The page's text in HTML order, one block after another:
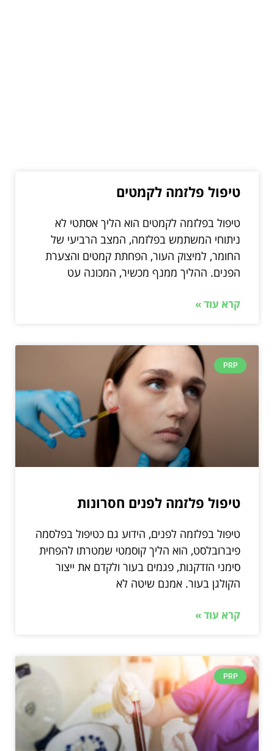
טיפול פלזמה לקמטים
טיפול בפלזמה לקמטים הוא הליך אסתטי לא
ניתוחי המשתמש בפלזמה, המצב הרביעי של
החומר, למיצוק העור, הפחתת קמטים והצערת
הפנים. ההליך ממנף מכשיר, המכונה עט
קרא עוד »
PRP
טיפול פלזמה לפנים חסרונות
טיפול בפלזמה לפנים, הידוע גם כטיפול בפלסמה
פיברובלסט, הוא הליך קוסמטי שמטרתו להפחית
סימני הזדקנות, פגמים בעור ולקדם את ייצור
הקולגן בעור. אמנם שיטה לא
קרא עוד »
PRP